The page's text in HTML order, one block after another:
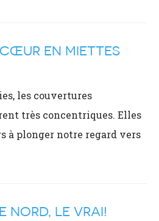
EN MIETTES
les couvertures
très concentriques. Elles
à plonger notre regard vers
NORD, LE VRAI!